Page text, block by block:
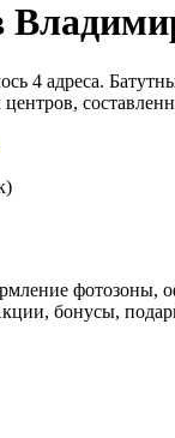
4 адреса.
фотозоны,
бонусы,